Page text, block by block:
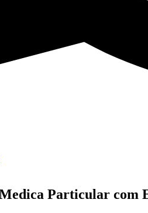
Particular com